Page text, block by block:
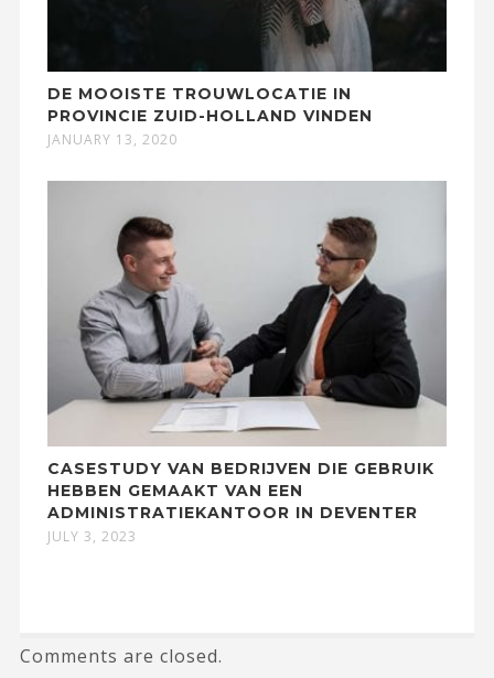
DE MOOISTE TROUWLOCATIE IN
PROVINCIE ZUID-HOLLAND VINDEN
JANUARY 13, 2020
CASESTUDY VAN BEDRIJVEN DIE GEBRUIK
HEBBEN GEMAAKT VAN EEN
ADMINISTRATIEKANTOOR IN DEVENTER
JULY 3, 2023
Comments are closed.